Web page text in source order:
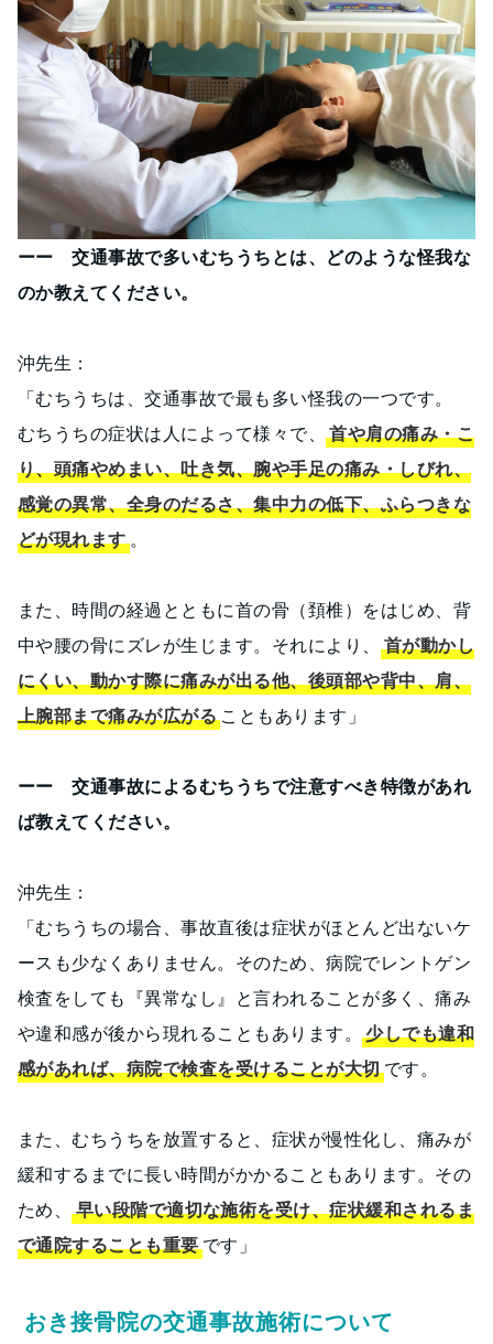
ーー 交通事故で多いむちうちとは、どのような怪我な
のか教えてください。
沖先生：
「むちうちは、交通事故で最も多い怪我の一つです。
むちうちの症状は人によって様々で、首や肩の痛み・こ
り、頭痛やめまい、吐き気、腕や手足の痛み・しびれ、
感覚の異常、全身のだるさ、集中力の低下、ふらつきな
どが現れます 。
また、時間の経過とともに首の骨（頚椎）をはじめ、背
中や腰の骨にズレが生じます。それにより、
首が動かし
にくい、動かす際に痛みが出る他、後頭部や背中、肩、
上腕部まで痛みが広がる こともあります」
ーー 交通事故によるむちうちで注意すべき特徴があれ
ば教えてください。
沖先生：
「むちうちの場合、事故直後は症状がほとんど出ないケ
ースも少なくありません。そのため、病院でレントゲン
検査をしても『異常なし』と言われることが多く、痛み
や違和感が後から現れることもあります。少しでも違和
感があれば、病院で検査を受けることが大切です。
また、むちうちを放置すると、症状が慢性化し、痛みが
緩和するまでに長い時間がかかることもあります。その
ため、早い段階で適切な施術を受け、症状緩和されるま
で通院することも重要 です」
おき接骨院の交通事故施術について